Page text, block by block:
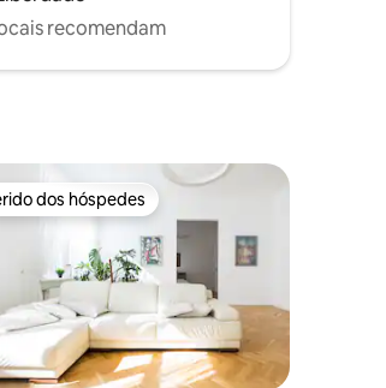
recomendam
dos hóspedes
dos hóspedes